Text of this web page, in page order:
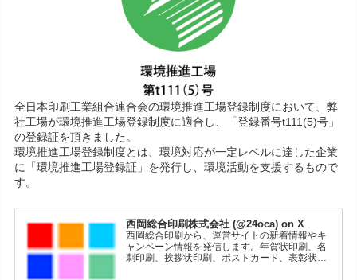
全日本印刷工業組合連合会の環境推進工場登録制度において、弊
社工場が環境推進工場登録制度に適合し、「登録番号t111(5)号」
の登録証を頂きました。
環境推進工場登録制度とは、環境対応が一定レベルに達した企業
に「環境推進工場登録証」を発行し、環境活動を支援するもので
す。
西岡総合印刷株式会社 (@24oca) on X
西岡総合印刷から、運営サイトの新着情報やキ
ャンペーン情報を発信します。年賀状印刷、名
刺印刷、挨拶状印刷、ポストカード、表彰状印